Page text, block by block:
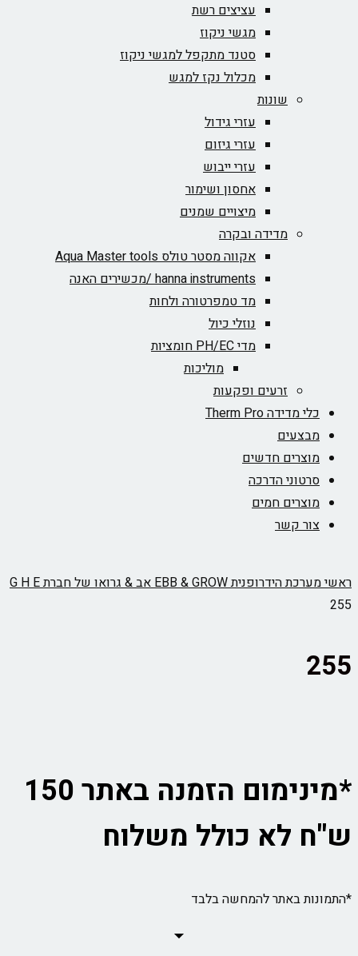
עציצים רשת
מגשי ניקוז
סטנד מתקפל למגשי ניקוז
מכלול נקז למגש
שונות
עזרי גידול
עזרי גיזום
עזרי ייבוש
אחסון ושימור
מיצויים שמנים
מדידה ובקרה
אקווה מסטר טולס Aqua Master tools
hanna instruments /מכשירים האנה
מד טמפרטורה ולחות
נוזלי כיול
מדי PH/EC חומציות
מוליכות
זרעים ופקעות
כלי מדידה Therm Pro
מבצעים
מוצרים חדשים
סרטוני הדרכה
מוצרים חמים
צור קשר
ראשימערכת הידרופנית EBB & GROW אב & גרואו של חברת G H E
255
255
*מינימום הזמנה באתר 150
ש"ח לא כולל משלוח
*התמונות באתר להמחשה בלבד